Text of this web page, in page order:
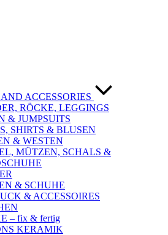
ACCESSORIES
RÖCKE, LEGGINGS
& JUMPSUITS
SHIRTS & BLUSEN
& WESTEN
MÜTZEN, SCHALS &
& SCHUHE
& ACCESSOIRES
– fix & fertig
KERAMIK